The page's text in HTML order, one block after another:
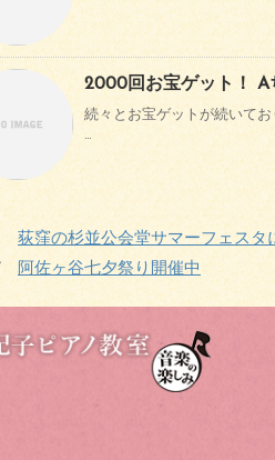
2000回お宝ゲット！ A
続々とお宝ゲットが続いて
…
荻窪の杉並公会堂サマーフェスタ
阿佐ヶ谷七夕祭り開催中